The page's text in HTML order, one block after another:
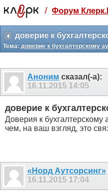
Святые угодники,
прекрасен:)
месяц
3 месяца
259
₽
-10%
499 ₽
-15%
Отмена Оплатить
/ Форум
доверие к
Тема: доверие к бухгалтерскому
Аноним сказал(-а):
16.11.2015 14:05
доверие к
Доверия к бухгалтерскому
чем, на ваш взгляд, это
«Норд Аутсорсинг»
16.11.2015 17:04